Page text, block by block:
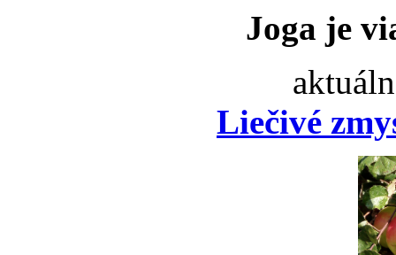
Joga je
Liečivé